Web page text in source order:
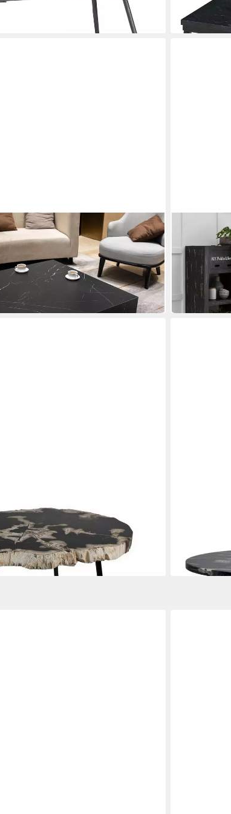
87,90 €
in 2-3
aus Marmor-Porzellan, hochglanz,
T
Couchtisch
75 x 48 x 75 cm
159,99 €
-20%
in 7-9
Unikat D ca 55 cm
H/T
169,95 €
in 2-3